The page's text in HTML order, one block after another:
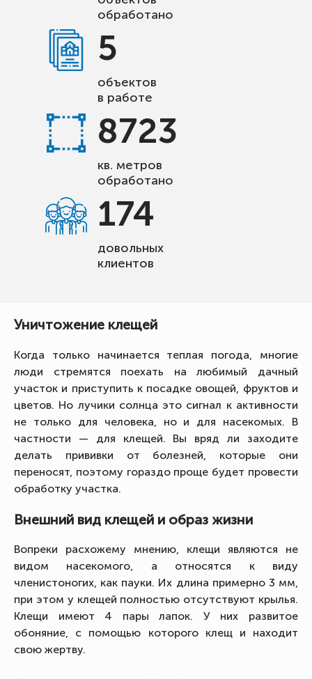
обработано
5
объектов
в работе
8723
кв. метров
обработано
174
довольных
клиентов
Уничтожение клещей
Когда только начинается теплая погода, многие
люди стремятся поехать на любимый дачный
участок и приступить к посадке овощей, фруктов и
цветов. Но лучики солнца это сигнал к активности
не только для человека, но и для насекомых. В
частности — для клещей. Вы вряд ли заходите
делать прививки от болезней, которые они
переносят, поэтому гораздо проще будет провести
обработку участка.
Внешний вид клещей и образ жизни
Вопреки расхожему мнению, клещи являются не
видом насекомого, а относятся к виду
членистоногих, как пауки. Их длина примерно 3 мм,
при этом у клещей полностью отсутствуют крылья.
Клещи имеют 4 пары лапок. У них развитое
обоняние, с помощью которого клещ и находит
свою жертву.